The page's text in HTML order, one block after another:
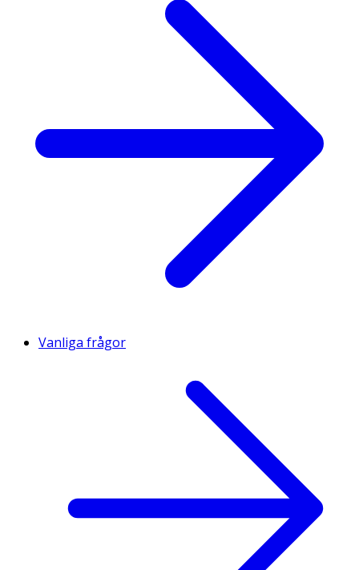
Vanliga frågor